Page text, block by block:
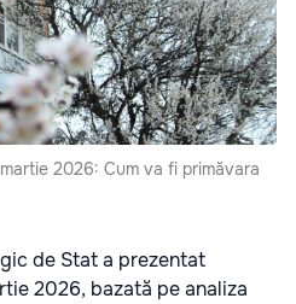
2026: Cum va fi primăvara
de Stat a prezentat
2026, bazată pe analiza